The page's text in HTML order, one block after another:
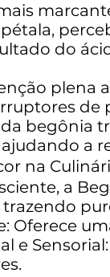
do
plena
de
begônia
a
na
a
Oferece
e